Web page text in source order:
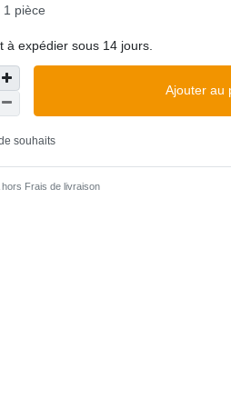
1 pièce
à expédier sous 14 jours.
Ajouter au
souhaits
hors Frais de livraison